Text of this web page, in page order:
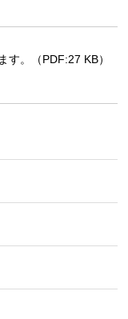
す。 （PDF:27 KB）